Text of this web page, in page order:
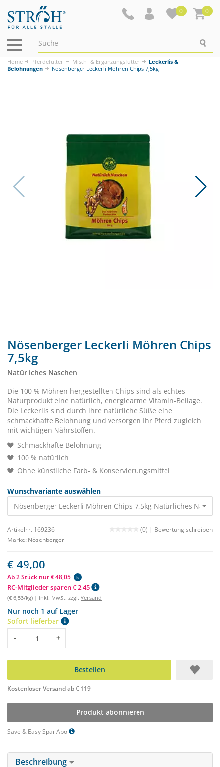
0 0
Navigation
ein-/ausblenden
Home Pferdefutter Misch- & Ergänzungsfutter
Leckerlis &
Belohnungen
Nösenberger Leckerli Möhren Chips 7,5kg
Nösenberger Leckerli Möhren Chips
7,5kg
Natürliches Naschen
Die 100 % Möhren hergestellten Chips sind als echtes
Naturprodukt eine natürlich, energiearme Vitamin-Beilage.
Die Leckerlis sind durch ihre natürliche Süße eine
schmackhafte Belohnung und versorgen Ihr Pferd zugleich
mit wichtigen Nährstoffen.
Schmackhafte Belohnung
100 % natürlich
Ohne künstliche Farb- & Konservierungsmittel
Wunschvariante auswählen
Nösenberger Leckerli Möhren Chips 7,5kg Natürliches
Artikelnr. 169236 (0) | Bewertung schreiben
Marke: Nösenberger
€ 49,00
Ab 2 Stück nur € 48,05 k
RC-Mitglieder sparen € 2,45
(€ 6,53/kg) | inkl. MwSt. zzgl. Versand
Nur noch 1 auf Lager
Sofort lieferbar
Menge
- +
Bestellen
Kostenloser Versand ab € 119
Produkt abonnieren
Save & Easy Spar Abo
Beschreibung